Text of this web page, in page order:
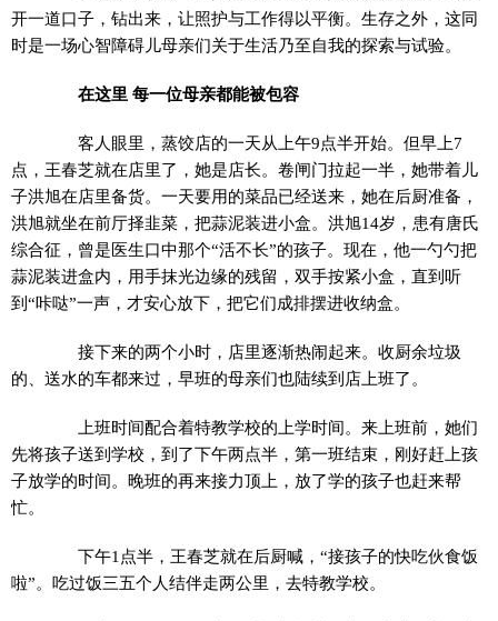
开一道口子，钻出来，让照护与工作得以平衡。生存之外，这同
时是一场心智障碍儿母亲们关于生活乃至自我的探索与试验。
在这里 每一位母亲都能被包容
客人眼里，蒸饺店的一天从上午9点半开始。但早上7
点，王春芝就在店里了，她是店长。卷闸门拉起一半，她带着儿
子洪旭在店里备货。一天要用的菜品已经送来，她在后厨准备，
洪旭就坐在前厅择韭菜，把蒜泥装进小盒。洪旭14岁，患有唐氏
综合征，曾是医生口中那个“活不长”的孩子。现在，他一勺勺把
蒜泥装进盒内，用手抹光边缘的残留，双手按紧小盒，直到听
到“咔哒”一声，才安心放下，把它们成排摆进收纳盒。
接下来的两个小时，店里逐渐热闹起来。收厨余垃圾
的、送水的车都来过，早班的母亲们也陆续到店上班了。
上班时间配合着特教学校的上学时间。来上班前，她们
先将孩子送到学校，到了下午两点半，第一班结束，刚好赶上孩
子放学的时间。晚班的再来接力顶上，放了学的孩子也赶来帮
忙。
下午1点半，王春芝就在后厨喊，“接孩子的快吃伙食饭
啦”。吃过饭三五个人结伴走两公里，去特教学校。